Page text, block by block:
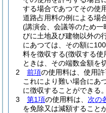
する場合であつてその使
道路占用料の例による場
(講演会、会議等のため
びに土地及び建物以外の
にあつては、その額に
料を徴収する(徴収する使
ときは、その端数金額を
2
前項の使用料は、使用許
これにより難い場合にあ
に徴収することができる。
3
第1項の使用料は、 次の
を免除又は減額すること